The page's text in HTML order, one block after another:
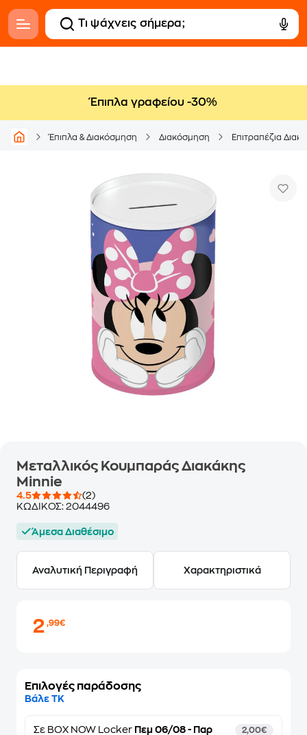
Έπιπλα γραφείου -30%
Έπιπλα & Διακόσμηση Διακόσμηση Επιτραπέζια
Μεταλλικός Κουμπαράς Διακάκης
Minnie
4.5
(2)
ΚΩΔΙΚΟΣ: 2044496
Άμεσα Διαθέσιμο
Αναλυτική Περιγραφή Χαρακτηριστικά
2,99€
Επιλογές παράδοσης
Βάλε ΤΚ
Σε BOX NOW Locker Πεμ 06/08 - Παρ
2,00€